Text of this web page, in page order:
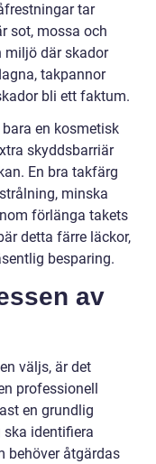
tar
sot, mossa och
miljö där skador
takpannor
bli ett faktum.
en kosmetisk
skyddsbarriär
En bra takfärg
minska
förlänga takets
detta färre läckor,
besparing.
av
väljs, är det
professionell
en grundlig
identifiera
behöver åtgärdas